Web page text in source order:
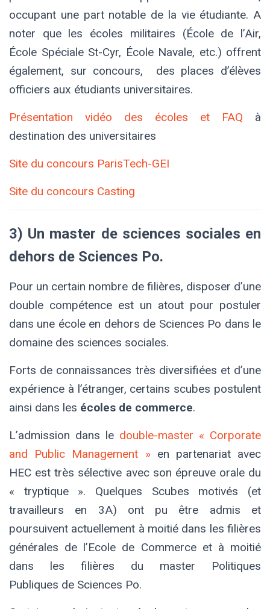
occupant une part notable de la vie étudiante. A
noter que les écoles militaires (École de l’Air,
École Spéciale St-Cyr, École Navale, etc.) offrent
également, sur concours, des places d’élèves
officiers aux étudiants universitaires.
Présentation vidéo des écoles et FAQ à
destination des universitaires
Site du concours ParisTech-GEI
Site du concours Casting
3) Un master de sciences sociales en
dehors de Sciences Po.
Pour un certain nombre de filières, disposer d’une
double compétence est un atout pour postuler
dans une école en dehors de Sciences Po dans le
domaine des sciences sociales.
Forts de connaissances très diversifiées et d’une
expérience à l’étranger, certains scubes postulent
ainsi dans les écoles de commerce.
L’admission dans le double-master « Corporate
and Public Management »en partenariat avec
HEC est très sélective avec son épreuve orale du
« tryptique ». Quelques Scubes motivés (et
travailleurs en 3A) ont pu être admis et
poursuivent actuellement à moitié dans les filières
générales de l’Ecole de Commerce et à moitié
dans les filières du master Politiques
Publiques de Sciences Po.